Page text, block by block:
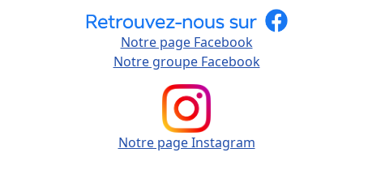
Notre page Facebook
Notre groupe Facebook
Notre page Instagram